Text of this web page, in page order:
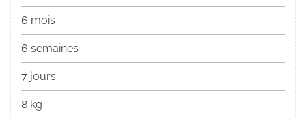
6 mois
6 semaines
7 jours
8 kg